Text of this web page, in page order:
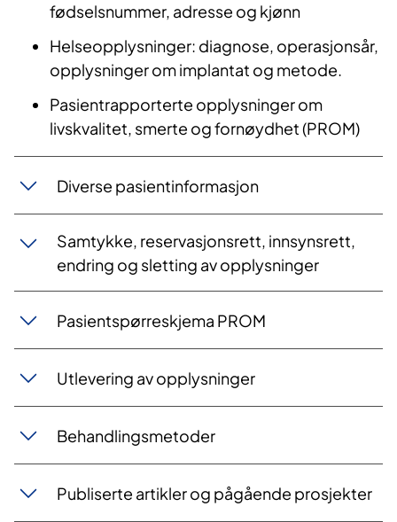
fødselsnummer, adresse og kjønn
Helseopplysninger: diagnose, operasjonsår,
opplysninger om implantat og metode.
Pasientrapporterte opplysninger om
livskvalitet, smerte og fornøydhet (PROM)
​​Diverse pasientinformasjon
Samtykke, reservasjonsrett, innsynsrett,
endring og sletting av opplysninger
Pasientspørreskjema PROM
​​Utlevering av opplysninger
​​Behandlingsmetoder
Publiserte artikler og pågående prosjekter